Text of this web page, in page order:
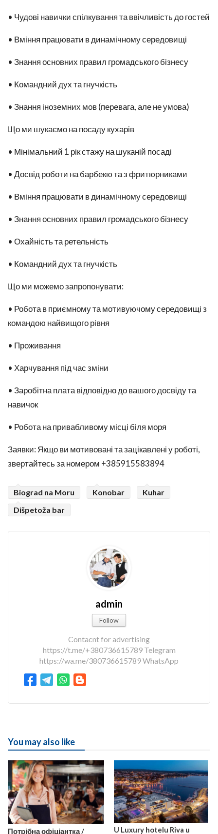
• Чудові навички спілкування та ввічливість до гостей
• Вміння працювати в динамічному середовищі
• Знання основних правил громадського бізнесу
• Командний дух та гнучкість
• Знання іноземних мов (перевага, але не умова)
Що ми шукаємо на посаду кухарів
• Мінімальний 1 рік стажу на шуканій посаді
• Досвід роботи на барбекю та з фритюрниками
• Вміння працювати в динамічному середовищі
• Знання основних правил громадського бізнесу
• Охайність та ретельність
• Командний дух та гнучкість
Що ми можемо запропонувати:
• Робота в приємному та мотивуючому середовищі з
командою найвищого рівня
• Проживання
• Харчування під час зміни
• Заробітна плата відповідно до вашого досвіду та
навичок
• Робота на привабливому місці біля моря
Заявки: Якщо ви мотивовані та зацікавлені у роботі,
звертайтесь за номером +385915583894
Biograd na Moru Konobar
Kuhar
Dišpetoža bar
admin
Follow
Contacnt for advertising
https://t.me/+380736615789 Telegram
https://wa.me/380736615789 WhatsApp
You may also like
Потрібна офіціантка /
U Luxury hotelu Riva u